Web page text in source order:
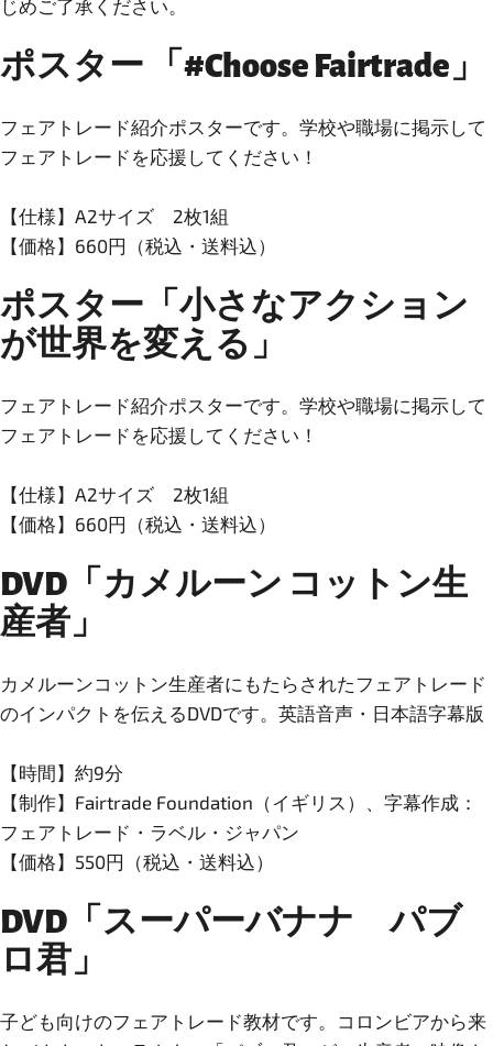
じめご了承ください。
ポスター 「#Choose Fairtrade」
フェアトレード紹介ポスターです。学校や職場に掲示して
フェアトレードを応援してください！
【仕様】A2サイズ 2枚1組
【価格】660円（税込・送料込）
ポスター「小さなアクション
が世界を変える」
フェアトレード紹介ポスターです。学校や職場に掲示して
フェアトレードを応援してください！
【仕様】A2サイズ 2枚1組
【価格】660円（税込・送料込）
DVD「カメルーン コットン生
産者」
カメルーンコットン生産者にもたらされたフェアトレード
のインパクトを伝えるDVDです。英語音声・日本語字幕版
【時間】約9分
【制作】Fairtrade Foundation（イギリス）、字幕作成：
フェアトレード・ラベル・ジャパン
【価格】550円（税込・送料込）
DVD「スーパーバナナ パブ
ロ君」
子ども向けのフェアトレード教材です。コロンビアから来